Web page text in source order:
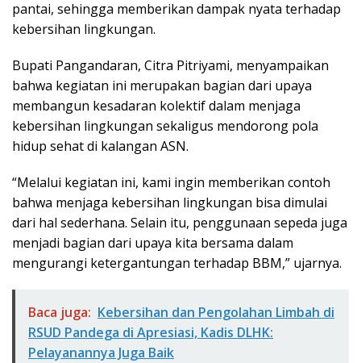
pantai, sehingga memberikan dampak nyata terhadap
kebersihan lingkungan.
Bupati Pangandaran, Citra Pitriyami, menyampaikan
bahwa kegiatan ini merupakan bagian dari upaya
membangun kesadaran kolektif dalam menjaga
kebersihan lingkungan sekaligus mendorong pola
hidup sehat di kalangan ASN.
“Melalui kegiatan ini, kami ingin memberikan contoh
bahwa menjaga kebersihan lingkungan bisa dimulai
dari hal sederhana. Selain itu, penggunaan sepeda juga
menjadi bagian dari upaya kita bersama dalam
mengurangi ketergantungan terhadap BBM,” ujarnya.
Baca juga: Kebersihan dan Pengolahan Limbah di
RSUD Pandega di Apresiasi, Kadis DLHK:
Pelayanannya Juga Baik